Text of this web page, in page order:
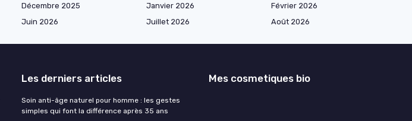
Décembre 2025 Janvier 2026
Février 2026
Juin 2026 Juillet 2026 Août 2026
Les derniers articles
Soin anti-âge naturel pour homme : les gestes
simples qui font la différence après 35 ans
Mes cosmetiques bio